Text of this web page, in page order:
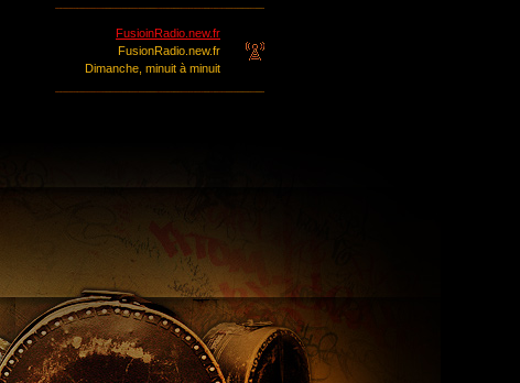
FusioinRadio.new.fr
FusionRadio.new.fr
Dimanche, minuit à minuit